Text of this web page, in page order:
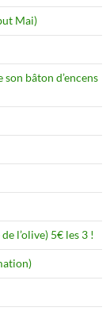
Mai)
bâton d’encens
l’olive) 5€ les 3 !